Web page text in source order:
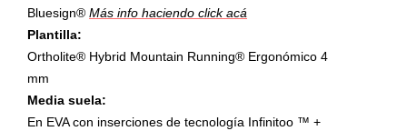
Bluesign® Más info haciendo click acá
Plantilla:
Ortholite® Hybrid Mountain Running® Ergonómico 4
mm
Media suela:
En EVA con inserciones de tecnología Infinitoo ™ +